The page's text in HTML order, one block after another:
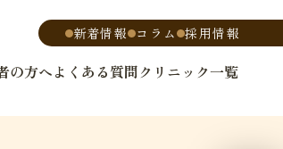
新着情報 コラム 採用情報
の方へよくある質問クリニック一覧